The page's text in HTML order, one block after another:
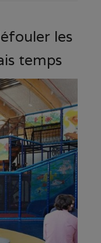
les
temps